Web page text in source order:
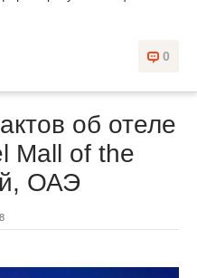
0
об отеле
Mall of the
ОАЭ